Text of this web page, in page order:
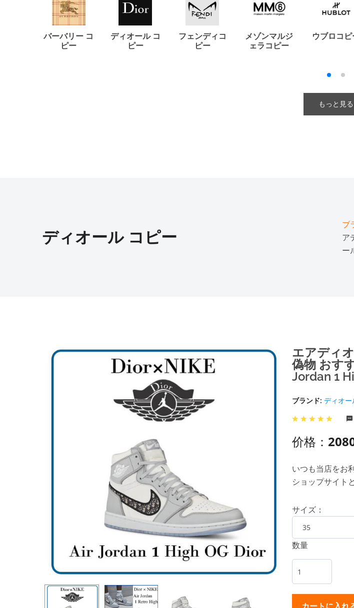
バーバリー コ
ピー
ディオール コ
ピー
フェンディコ
ピー
メゾンマルジ
ェラコピー
ウブロコピ
もっと見る
ディオール コピー
ブ
ア
ー
エアディ
偽物 おす
Jordan 1
ブランド: ディオー
价格：
いつも当店をお
ショップサイト
サイズ：
数量